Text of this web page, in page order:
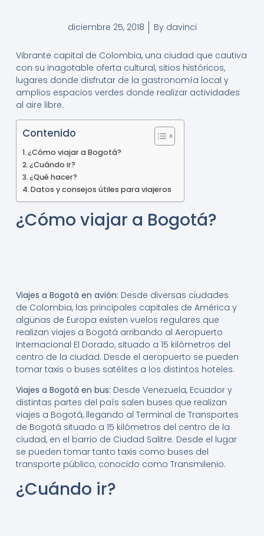
diciembre 25, 2018 Bydavinci
Vibrante capital de Colombia, una ciudad que cautiva
con su inagotable oferta cultural, sitios históricos,
lugares donde disfrutar de la gastronomía local y
amplios espacios verdes donde realizar actividades
al aire libre.
Contenido
¿Cómo viajar a Bogotá?
¿Cuándo ir?
¿Qué hacer?
Datos y consejos útiles para viajeros
¿Cómo viajar a Bogotá?
Viajes a Bogotá en avión: Desde diversas ciudades
de Colombia, las principales capitales de América y
algunas de Europa existen vuelos regulares que
realizan viajes a Bogotá arribando al Aeropuerto
Internacional El Dorado, situado a 15 kilómetros del
centro de la ciudad. Desde el aeropuerto se pueden
tomar taxis o buses satélites a los distintos hoteles.
Viajes a Bogotá en bus: Desde Venezuela, Ecuador y
distintas partes del país salen buses que realizan
viajes a Bogotá, llegando al Terminal de Transportes
de Bogotá situado a 15 kilómetros del centro de la
ciudad, en el barrio de Ciudad Salitre. Desde el lugar
se pueden tomar tanto taxis como buses del
transporte público, conocido como Transmilenio.
¿Cuándo ir?